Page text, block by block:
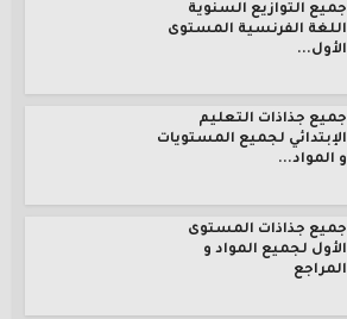
جميع التوازيع السنوية
اللغة الفرنسية المستوى
الأول...
جميع جذاذات التعليم
الإبتدائي لجميع المستويات
و المواد...
جميع جذاذات المستوى
الأول لجميع المواد و
المراجع